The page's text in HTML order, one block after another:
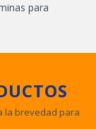
para
la brevedad para